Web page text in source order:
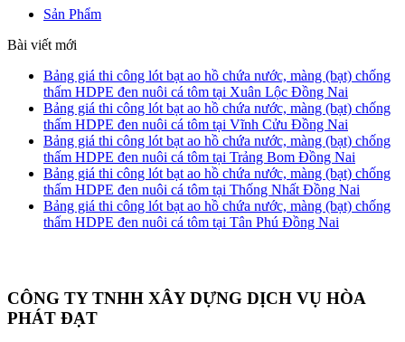
Sản Phẩm
Bài viết mới
Bảng giá thi công lót bạt ao hồ chứa nước, màng (bạt) chống
thấm HDPE đen nuôi cá tôm tại Xuân Lộc Đồng Nai
Bảng giá thi công lót bạt ao hồ chứa nước, màng (bạt) chống
thấm HDPE đen nuôi cá tôm tại Vĩnh Cửu Đồng Nai
Bảng giá thi công lót bạt ao hồ chứa nước, màng (bạt) chống
thấm HDPE đen nuôi cá tôm tại Trảng Bom Đồng Nai
Bảng giá thi công lót bạt ao hồ chứa nước, màng (bạt) chống
thấm HDPE đen nuôi cá tôm tại Thống Nhất Đồng Nai
Bảng giá thi công lót bạt ao hồ chứa nước, màng (bạt) chống
thấm HDPE đen nuôi cá tôm tại Tân Phú Đồng Nai
CÔNG TY TNHH XÂY DỰNG DỊCH VỤ HÒA
PHÁT ĐẠT